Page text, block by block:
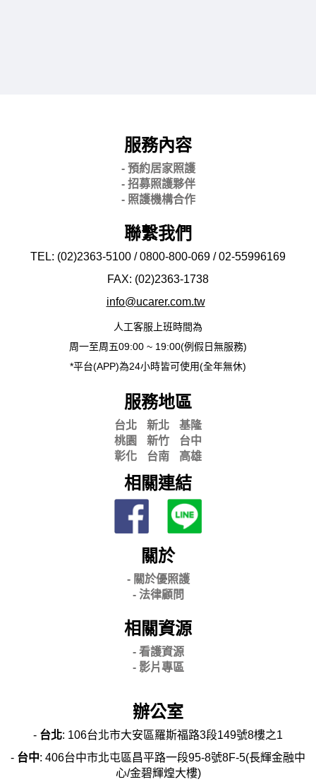
服務內容
- 預約居家照護
- 招募照護夥伴
- 照護機構合作
聯繫我們
TEL: (02)2363-5100 / 0800-800-069 / 02-55996169
FAX: (02)2363-1738
info@ucarer.com.tw
人工客服上班時間為
周一至周五09:00 ~ 19:00(例假日無服務)
*平台(APP)為24小時皆可使用(全年無休)
服務地區
台北 新北
基隆
桃園
新竹
台中
彰化
台南 高雄
相關連結
關於
- 關於優照護
- 法律顧問
相關資源
- 看護資源
- 影片專區
辦公室
- 台北: 106台北市大安區羅斯福路3段149號8樓之1
- 台中: 406台中市北屯區昌平路一段95-8號8F-5(長輝金融中
心/金碧輝煌大樓)